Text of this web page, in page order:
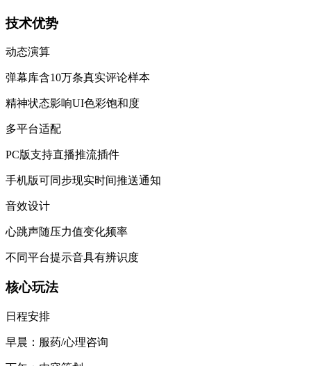
​​技术优势​​
​​动态演算​​
弹幕库含10万条真实评论样本
精神状态影响UI色彩饱和度
​​多平台适配​​
PC版支持直播推流插件
手机版可同步现实时间推送通知
​​音效设计​​
心跳声随压力值变化频率
不同平台提示音具有辨识度
​​核心玩法​​
​​日程安排​​
早晨：服药/心理咨询